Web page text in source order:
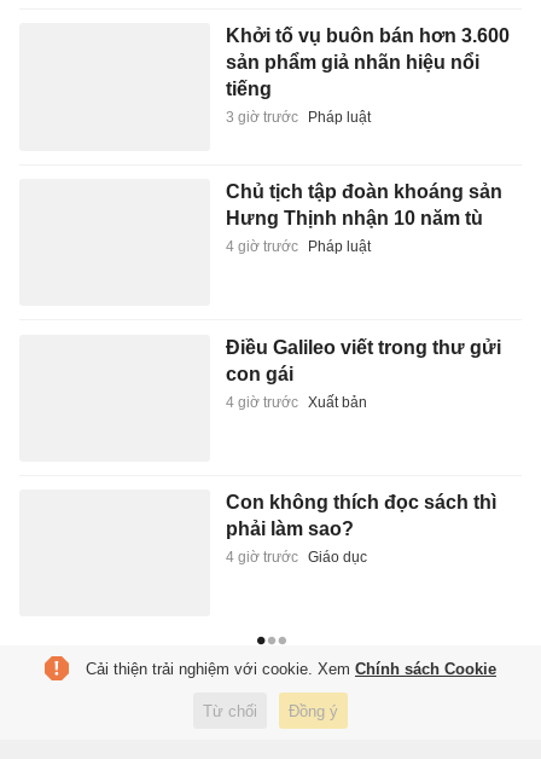
Khởi tố vụ buôn bán hơn 3.600
sản phẩm giả nhãn hiệu nổi
tiếng
3 giờ trước Pháp luật
Chủ tịch tập đoàn khoáng sản
Hưng Thịnh nhận 10 năm tù
4 giờ trước Pháp luật
Điều Galileo viết trong thư gửi
con gái
4 giờ trước Xuất bản
Con không thích đọc sách thì
phải làm sao?
4 giờ trước Giáo dục
Cải thiện trải nghiệm với cookie. Xem Chính sách Cookie
Từ chối Đồng ý